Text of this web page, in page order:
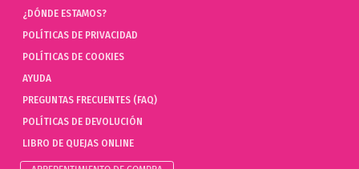
¿DÓNDE ESTAMOS?
POLÍTICAS DE PRIVACIDAD
POLÍTICAS DE COOKIES
AYUDA
PREGUNTAS FRECUENTES (FAQ)
POLÍTICAS DE DEVOLUCIÓN
LIBRO DE QUEJAS ONLINE